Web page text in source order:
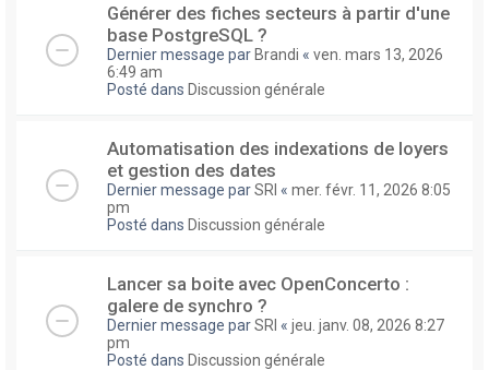
Générer des fiches secteurs à partir d'une
base PostgreSQL ?
Dernier message par Brandi « ven. mars 13, 2026
6:49 am
Posté dans Discussion générale
Automatisation des indexations de loyers
et gestion des dates
Dernier message parSRI « mer. févr. 11, 2026 8:05
pm
Posté dans Discussion générale
Lancer sa boite avec OpenConcerto :
galere de synchro ?
Dernier message parSRI « jeu. janv. 08, 2026 8:27
pm
Posté dans Discussion générale